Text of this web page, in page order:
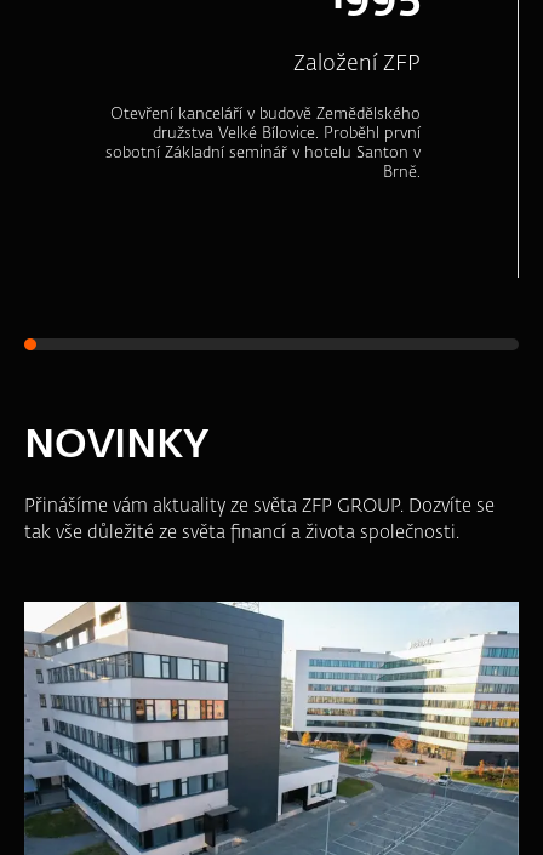
Založení ZFP
Otevření kanceláří v budově Zemědělského
družstva Velké Bílovice. Proběhl první
sobotní Základní seminář v hotelu Santon v
Brně.
NOVINKY
Přinášíme vám aktuality ze světa ZFP GROUP. Dozvíte se
tak vše důležité ze světa financí a života společnosti.